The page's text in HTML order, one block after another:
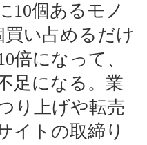
10個あるモノ
買い占めるだけ
倍になって、
足になる。業
り上げや転売
イトの取締り